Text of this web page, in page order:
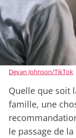
Devan Johnson/TikTok
Quelle que soit
famille, une
le passage de